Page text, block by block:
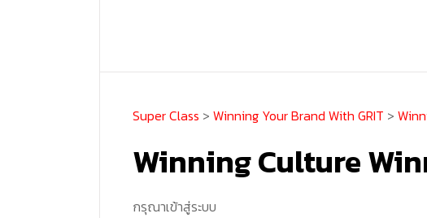
Super Class > Winning Your Brand With GRIT >
Winning Culture
กรุณาเข้าสู่ระบบ